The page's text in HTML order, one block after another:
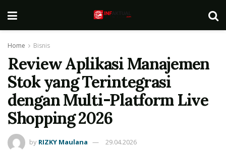
Home Bisnis
Review Aplikasi Manajemen
Stok yang Terintegrasi
dengan Multi-Platform Live
Shopping 2026
by RIZKY Maulana 29.04.2026